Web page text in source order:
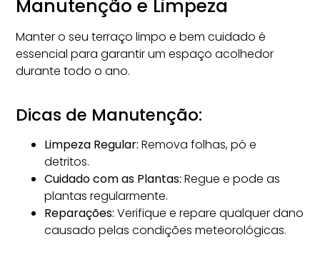
Manutenção e Limpeza
Manter o seu terraço limpo e bem cuidado é
essencial para garantir um espaço acolhedor
durante todo o ano.
Dicas de Manutenção:
Limpeza Regular: Remova folhas, pó e
detritos.
Cuidado com as Plantas: Regue e pode as
plantas regularmente.
Reparações: Verifique e repare qualquer dano
causado pelas condições meteorológicas.